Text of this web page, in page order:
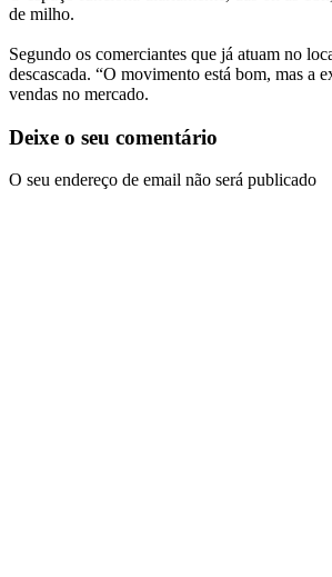
de milho.
Segundo os comerciantes que já atuam no
descascada. “O movimento está bom, mas a
vendas no mercado.
Deixe o seu comentário
O seu endereço de email não será publicado